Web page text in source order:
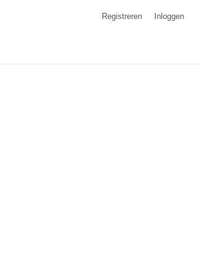
Registreren Inloggen